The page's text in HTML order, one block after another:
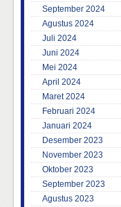
September 2024
Agustus 2024
Juli 2024
Juni 2024
Mei 2024
April 2024
Maret 2024
Februari 2024
Januari 2024
Desember 2023
November 2023
Oktober 2023
September 2023
Agustus 2023